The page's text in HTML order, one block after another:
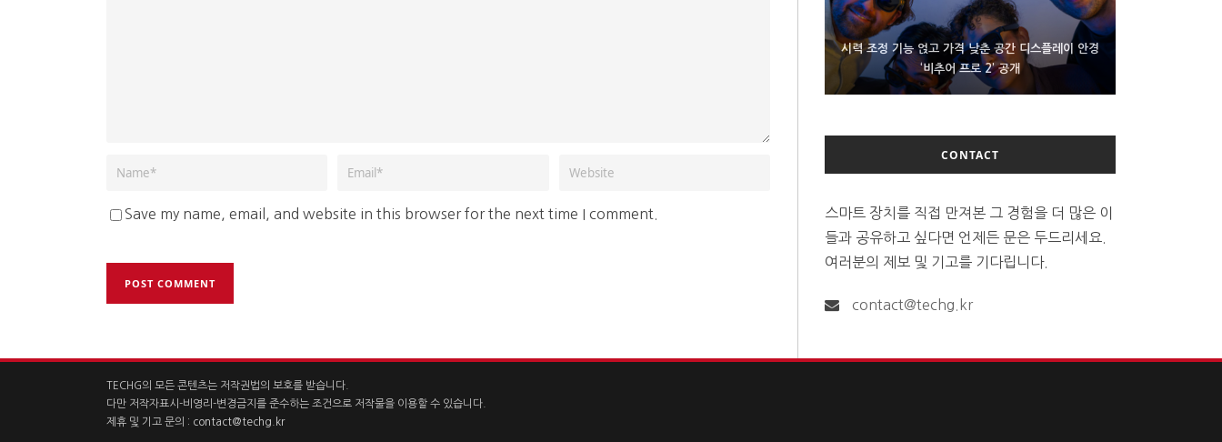
Save my name, email, and website in this browser for the next time I comment.
시력 조정 기능 얹고 가격 낮춘 공간 디스플레이 안경
‘비추어 프로 2’ 공개
D램 부족에 10억달러어치 아이폰18 프로세서 패키징
대기 중
300~400달러 반지형 스피커 준비하는 오픈AI
CONTACT
스마트 장치를 직접 만져본 그 경험을 더 많은 이
들과 공유하고 싶다면 언제든 문은 두드리세요.
여러분의 제보 및 기고를 기다립니다.
contact@techg.kr
TECHG의 모든 콘텐츠는 저작권법의 보호를 받습니다.
다만 저작자표시-비영리-변경금지를 준수하는 조건으로 저작물을 이용할 수 있습니다.
제휴 및 기고 문의 : contact@techg.kr